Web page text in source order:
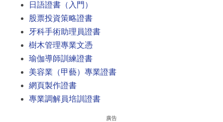
日語證書（入門）
股票投資策略證書
牙科手術助理員證書
樹木管理專業文憑
瑜伽導師訓練證書
美容業（甲藝）專業證書
網頁製作證書
專業調解員培訓證書
廣告